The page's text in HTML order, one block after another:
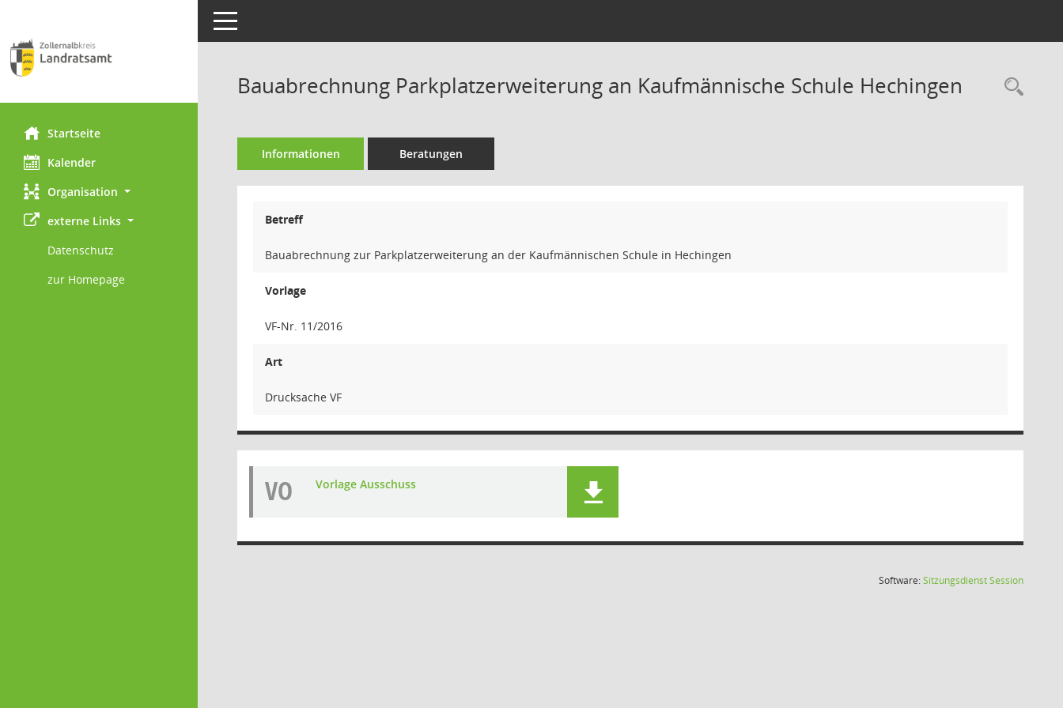
Startseite
Kalender
Organisation
externe Links
Datenschutz
zur Homepage
Toggle navigation
Bauabrechnung Parkplatzerweiterung an Kaufmännische Schule Hechingen
Informationen Beratungen
Betreff
Bauabrechnung zur Parkplatzerweiterung an der Kaufmännischen Schule in Hechingen
Vorlage
VF-Nr. 11/2016
Art
Drucksache VF
VO Vorlage Ausschuss
Software:SitzungsdienstSession(Wird in